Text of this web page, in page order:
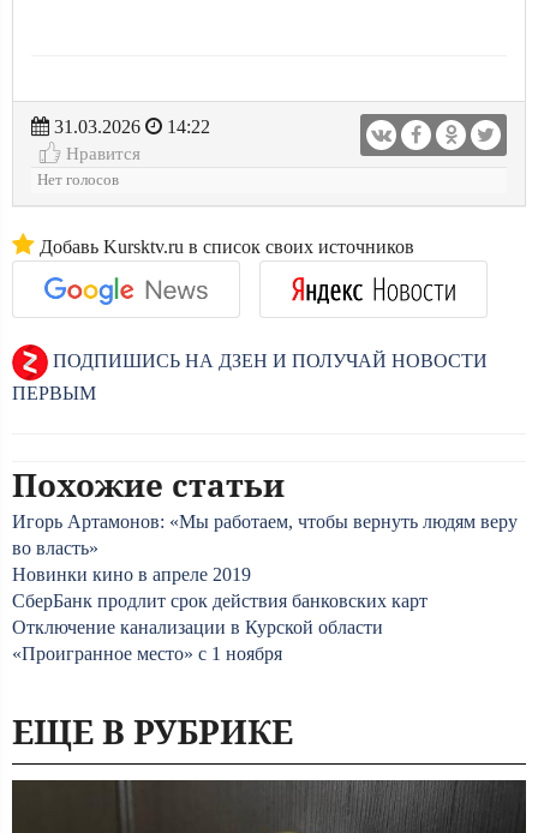
31.03.2026
14:22
Нравится
Нет голосов
Добавь Kursktv.ru в список своих источников
ПОДПИШИСЬ НА ДЗЕН И ПОЛУЧАЙ НОВОСТИ
ПЕРВЫМ
Похожие статьи
Игорь Артамонов: «Мы работаем, чтобы вернуть людям веру
во власть»
Новинки кино в апреле 2019
СберБанк продлит срок действия банковских карт
Отключение канализации в Курской области
«Проигранное место» с 1 ноября
ЕЩЕ В РУБРИКЕ